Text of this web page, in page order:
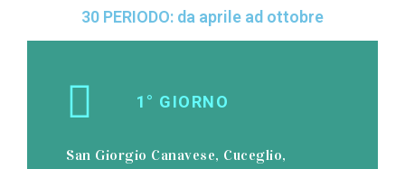
30 PERIODO: da aprile ad ottobre
1° GIORNO
San Giorgio Canavese, Cuceglio,